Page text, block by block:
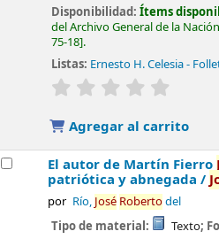
Disponibilidad:Ítems
del Archivo General de la Nación
75-18 .
Listas: Ernesto H. Celesia -
valoración
Agregar al carrito
El autor de Martín Fierro
patriótica y abnegada /
por Río, José Robertodel
Tipo de material: Texto;